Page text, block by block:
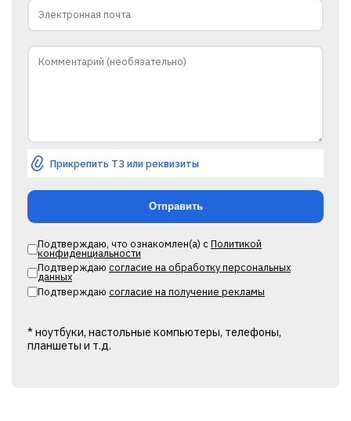
Прикрепить ТЗ или реквизиты
Подтверждаю, что ознакомлен(а) сПолитикой
конфиденциальности
Подтверждаю согласие на обработку персональных
данных
Подтверждаю согласие на получение рекламы
* ноутбуки, настольные компьютеры, телефоны,
планшеты и т.д.